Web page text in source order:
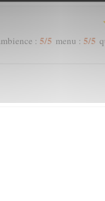
: 5/5 menu : 5/5